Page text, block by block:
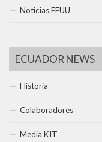
Noticias EEUU
ECUADOR NEWS
Historia
Colaboradores
Media KIT